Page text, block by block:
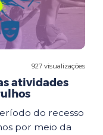
927 visualizações
atividades
do recesso
por meio da